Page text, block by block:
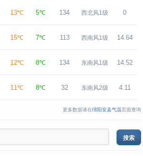
13℃ 5℃ 134 西北风1级 0
15℃ 7℃ 113 西南风1级 14.64
12℃ 8℃ 134 东南风1级 14.52
11℃ 8℃ 32 东南风2级 4.11
更多数据请在绵阳安县气温页面查询